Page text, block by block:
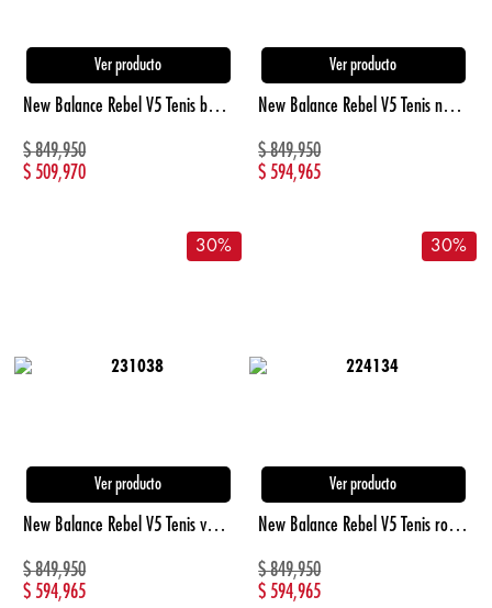
Ver producto
New Balance Rebel V5 Tenis beige de hombre para correr
$849,950
$ 509,970
Ver producto
New Balance Rebel V5 Tenis negro de hombre para correr
$849,950
$ 594,965
30%
Ver producto
New Balance Rebel V5 Tenis verde de hombre para correr
$849,950
$ 594,965
30%
Ver producto
New Balance Rebel V5 Tenis rojo de hombre para correr
$849,950
$ 594,965